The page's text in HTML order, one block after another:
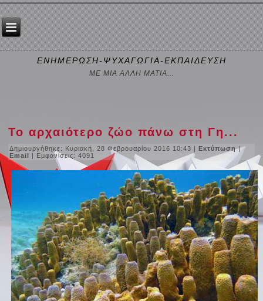
ΕΝΗΜΕΡΩΣΗ-ΨΥΧΑΓΩΓΙΑ-ΕΚΠΑΙΔΕΥΣΗ
ΜΕ ΜΙΑ ΑΛΛΗ ΜΑΤΙΑ...
Το αρχαιότερο ζώο πάνω στη Γη...
Δημιουργήθηκε: Κυριακή, 28 Φεβρουαρίου 2016 10:43 |Εκτύπωση|
Email | Εμφανίσεις: 4091